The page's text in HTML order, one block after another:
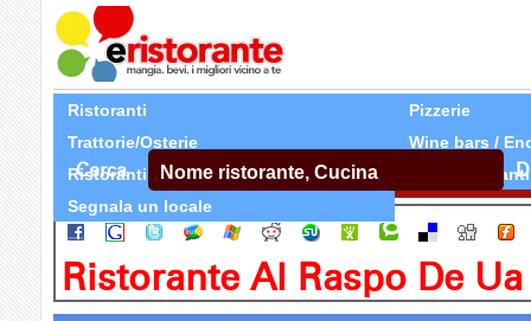
Ristoranti
Pizzerie
Trattorie/Osterie
Wine bars /
Ristoranti Etnici
Tutti Ristoranti
Segnala un locale
Cerca
Ristorante Al Raspo De Ua